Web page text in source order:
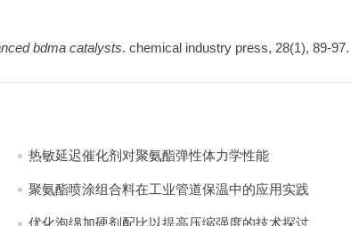
bdma catalysts. chemical industry press, 28(1), 89-97.
热敏延迟催化剂对聚氨酯弹性体力学性能
聚氨酯喷涂组合料在工业管道保温中的应用实践
优化泡绵加硬剂配比以提高压缩强度的技术探讨